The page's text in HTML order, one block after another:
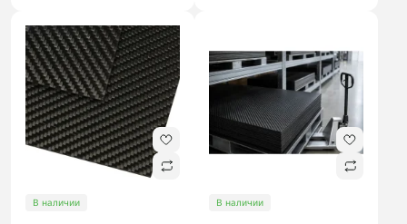
В наличии В наличии